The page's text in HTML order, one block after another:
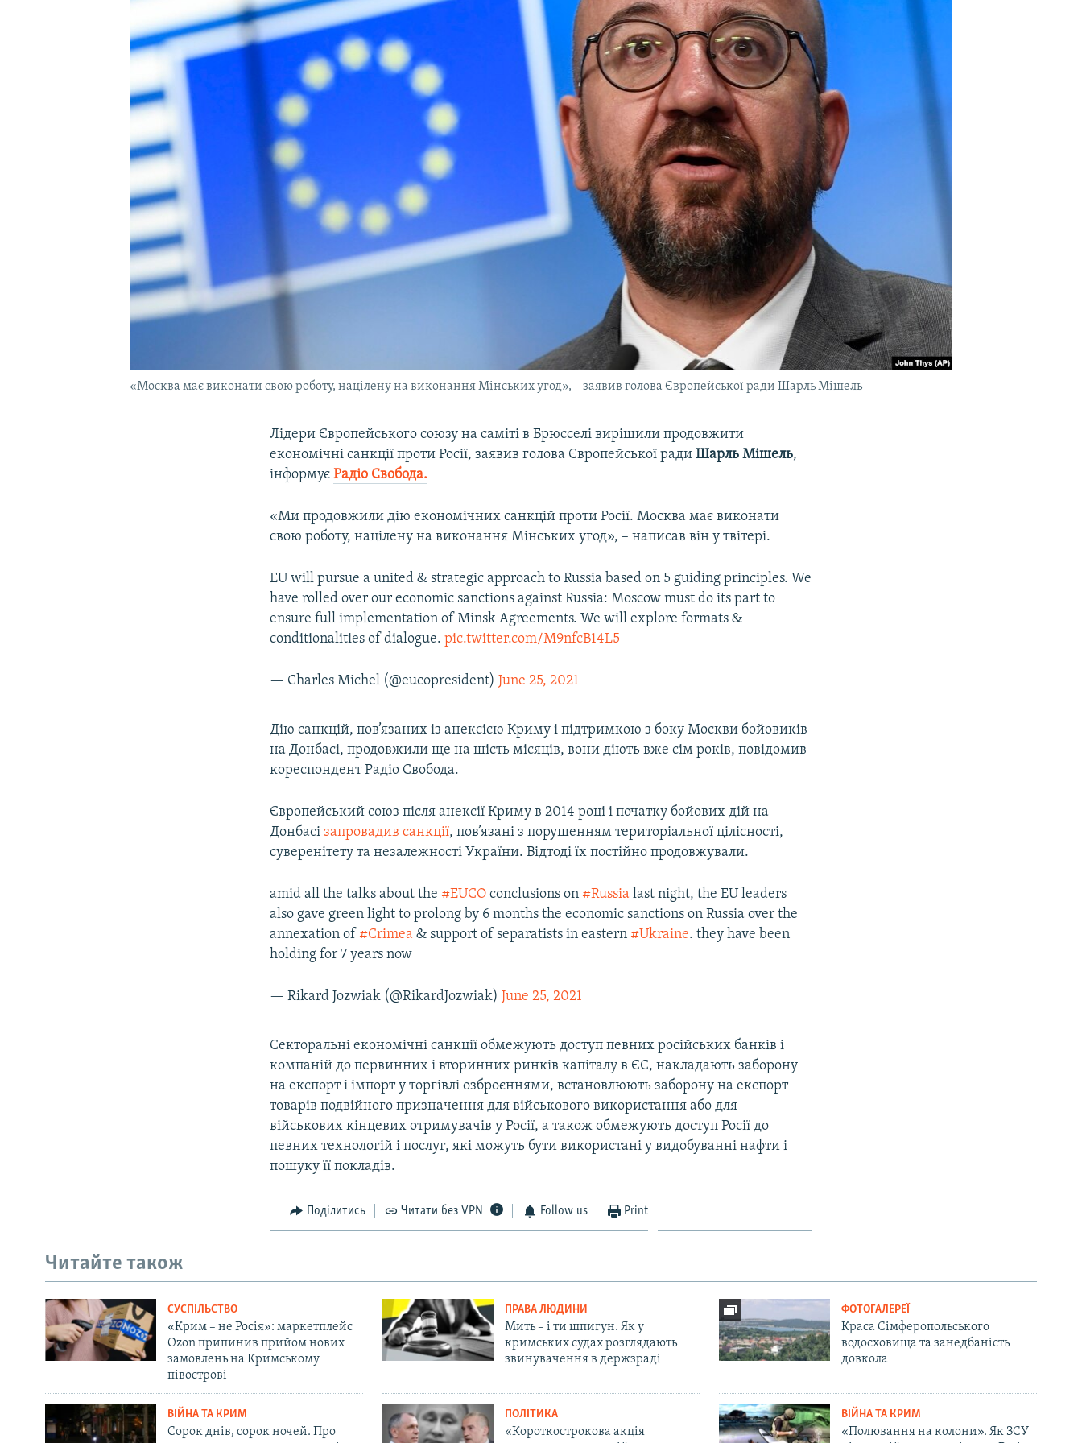
УКРАЇНСЬКА ПРОБЛЕМА КРИМУ
«Москва має виконати свою роботу, націлену на виконання Мінських угод», – заявив голова Європейської ради Шарль Мішель
Лідери Європейського союзу на саміті в Брюсселі вирішили продовжити
економічні санкції проти Росії, заявив голова Європейської радиШарль Мішель,
інформуєРадіо Свобода.
«Ми продовжили дію економічних санкцій проти Росії. Москва має виконати
свою роботу, націлену на виконання Мінських угод», – написав він у твітері.
EU will pursue a united & strategic approach to Russia based on 5 guiding principles. We
have rolled over our economic sanctions against Russia: Moscow must do its part to
ensure full implementation of Minsk Agreements. We will explore formats &
conditionalities of dialogue.pic.twitter.com/M9nfcB14L5
— Charles Michel (@eucopresident)June 25, 2021
Дію санкцій, пов’язаних із анексією Криму і підтримкою з боку Москви бойовиків
на Донбасі, продовжили ще на шість місяців, вони діють вже сім років, повідомив
кореспондент Радіо Свобода.
Європейський союз після анексії Криму в 2014 році і початку бойових дій на
Донбасізапровадив санкції, пов’язані з порушенням територіальної цілісності,
суверенітету та незалежності України. Відтоді їх постійно продовжували.
amid all the talks about the #EUCO conclusions on #Russia last night, the EU leaders
also gave green light to prolong by 6 months the economic sanctions on Russia over the
annexation of #Crimea & support of separatists in eastern #Ukraine. they have been
holding for 7 years now
— Rikard Jozwiak (@RikardJozwiak)June 25, 2021
Секторальні економічні санкції обмежують доступ певних російських банків і
компаній до первинних і вторинних ринків капіталу в ЄС, накладають заборону
на експорт і імпорт у торгівлі озброєннями, встановлюють заборону на експорт
товарів подвійного призначення для військового використання або для
військових кінцевих отримувачів у Росії, а також обмежують доступ Росії до
певних технологій і послуг, які можуть бути використані у видобуванні нафти і
пошуку її покладів.
Поділитись Читати без VPN Follow us Print
Читайте також
СУСПІЛЬСТВО
«Крим – не Росія»: маркетплейс
Ozon припинив прийом нових
замовлень на Кримському
півострові
ПРАВА ЛЮДИНИ
Мить – і ти шпигун. Як у
кримських судах розглядають
звинувачення в держзраді
ФОТОГАЛЕРЕЇ
Краса Сімферопольського
водосховища та занедбаність
довкола
ВІЙНА ТА КРИМ
Сорок днів, сорок ночей. Про
ПОЛІТИКА
«Короткострокова акція
ВІЙНА ТА КРИМ
«Полювання на колони». Як ЗСУ